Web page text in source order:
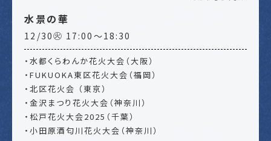
水景の華
12/30㊋ 17:00～18:30
・水都くらわんか花火大会（大阪）
・FUKUOKA東区花火大会（福岡）
・北区花火会 （東京）
・金沢まつり花火大会（神奈川）
・松戸花火大会2025（千葉）
・小田原酒匂川花火大会（神奈川）